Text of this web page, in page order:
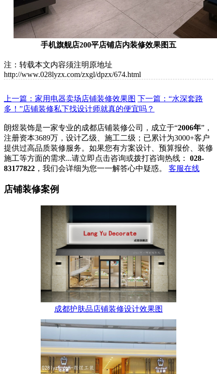
手机旗舰店200平店铺店内装修效果图五
注：转载本文内容须注明原地址
http://www.028lyzx.com/zxgl/dpzx/674.html
上一篇：家用电器卖场店铺装修效果图 下一篇：“水深套路
多！”店铺装修私下找设计师就真的便宜吗？
朗煜装饰是一家专业的成都店铺装修公司，成立于“2006年”，
注册资本3689万，设计乙级、施工二级；已累计为3000+客户
提供过高品质装修服务。如果您有方案设计、预算报价、装修
施工等方面的需求...请立即点击咨询或拨打咨询热线：
028-
83177822 ，我们会详细为您一一解答心中疑惑。 客服在线
店铺装修案例
成都护肤品店铺装修设计效果图